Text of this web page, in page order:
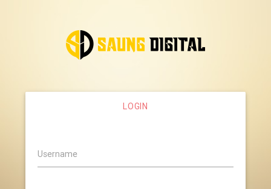
LOGIN
Username